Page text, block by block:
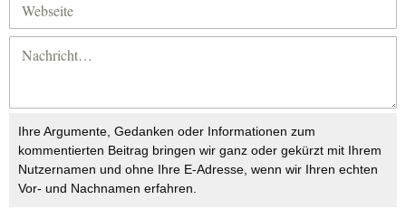
Ihre Argumente, Gedanken oder Informationen zum
kommentierten Beitrag bringen wir ganz oder gekürzt mit Ihrem
Nutzernamen und ohne Ihre E-Adresse, wenn wir Ihren echten
Vor- und Nachnamen erfahren.